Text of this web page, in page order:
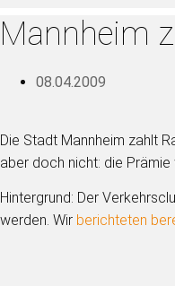
Mannheim
08.04.2009
Die Stadt Mannheim zahlt
aber doch nicht: die
Hintergrund: Der
werden. Wir berichteten